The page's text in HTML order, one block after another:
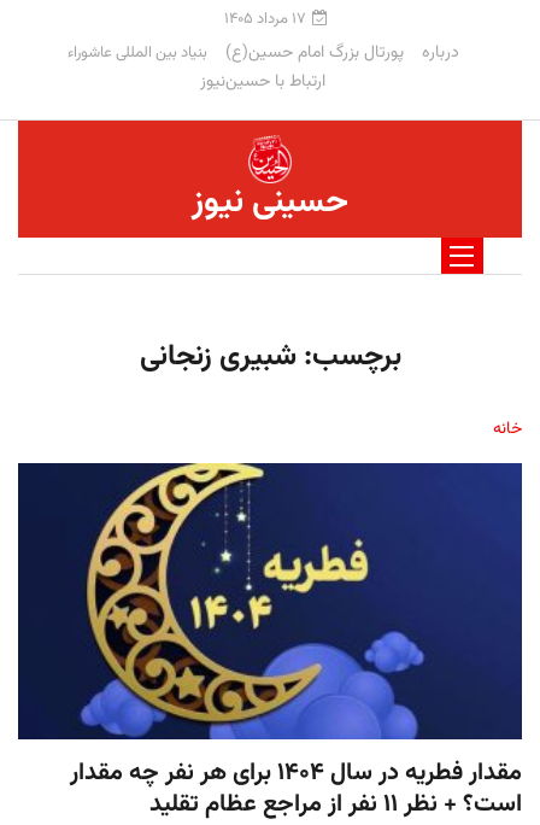
۱۷ مرداد ۱۴۰۵
درباره پورتال بزرگ امام حسین(ع) بنیاد بین المللی عاشوراء
ارتباط با حسین‌نیوز
حسینی نیوز
برچسب:شبیری زنجانی
خانه
مقدار فطریه در سال ۱۴۰۴ برای هر نفر چه مقدار
است؟ + نظر ۱۱ نفر از مراجع عظام تقلید